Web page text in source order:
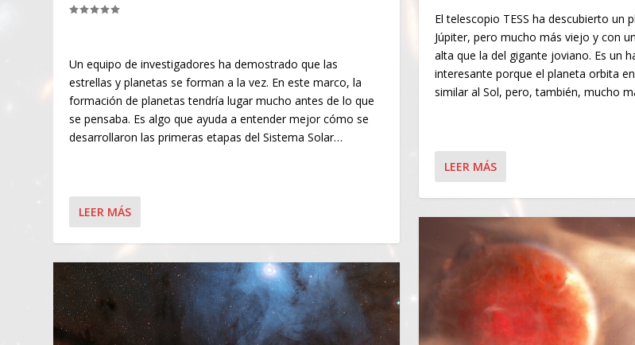
Un equipo de investigadores ha demostrado que las
estrellas y planetas se forman a la vez. En este marco, la
formación de planetas tendría lugar mucho antes de lo que
se pensaba. Es algo que ayuda a entender mejor cómo se
desarrollaron las primeras etapas del Sistema Solar…
LEER MÁS
El telescopio TESS ha descubierto un
Júpiter, pero mucho más viejo y con
alta que la del gigante joviano. Es un
interesante porque el planeta orbita
similar al Sol, pero, también, mucho
LEER MÁS